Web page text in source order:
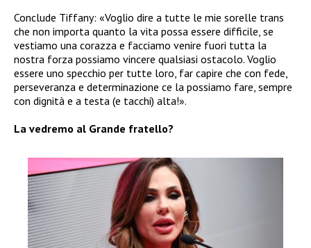
Conclude Tiffany: «Voglio dire a tutte le mie sorelle trans
che non importa quanto la vita possa essere difficile, se
vestiamo una corazza e facciamo venire fuori tutta la
nostra forza possiamo vincere qualsiasi ostacolo. Voglio
essere uno specchio per tutte loro, far capire che con fede,
perseveranza e determinazione ce la possiamo fare, sempre
con dignità e a testa (e tacchi) alta!».
La vedremo al Grande fratello?